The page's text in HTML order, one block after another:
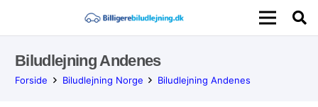
Biludlejning Andenes
Forside Biludlejning Norge Biludlejning Andenes